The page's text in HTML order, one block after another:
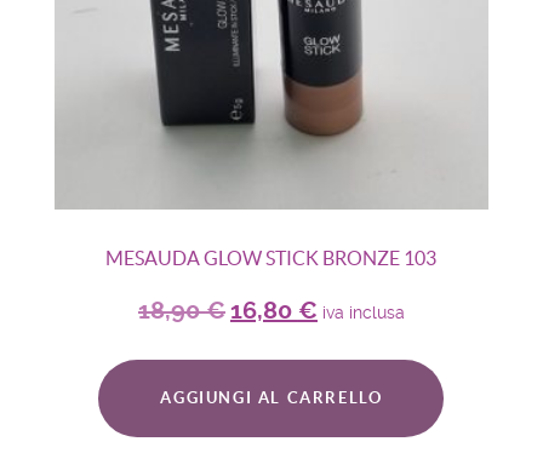
MESAUDA GLOW STICK BRONZE 103
18,90€16,80 € iva inclusa
AGGIUNGI AL CARRELLO